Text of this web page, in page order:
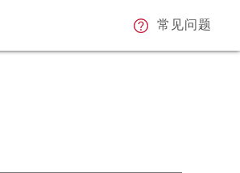
常见问题